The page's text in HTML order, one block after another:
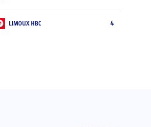
LIMOUX HBC 4